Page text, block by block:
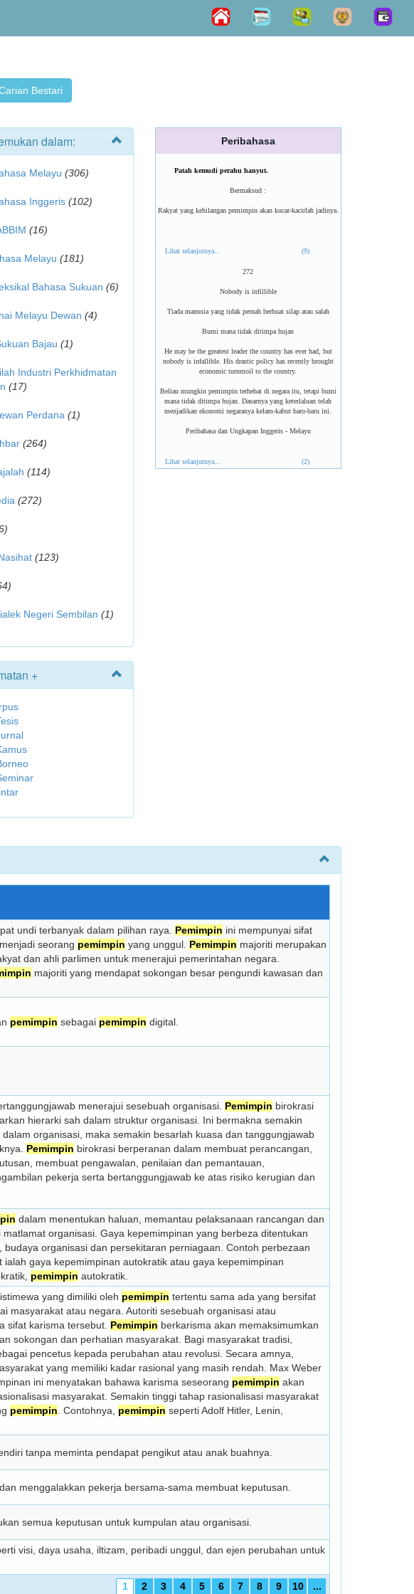
dalam:
Melayu (306)
Inggeris (102)
(16)
Melayu (181)
Bahasa Sukuan (6)
Melayu Dewan (4)
Bajau (1)
Industri Perkhidmatan
(17)
Perdana (1)
(264)
(114)
(272)
(123)
Negeri Sembilan (1)
+
Peribahasa
Patah kemudi perahu hanyut.
Bermaksud :
Rakyat yang kehilangan pemimpin akan kucar-kacirlah jadinya.
Lihat selanjutnya... (9)
272
Nobody is infillible
Tiada manusia yang tidak pernah berbuat silap atau salah
Bumi mana tidak ditimpa hujan
He may be the greatest leader the country has ever had, but
nobody is infallible. His drastic policy has recently brought
economic turnmoil to the country.
Beliau mungkin pemimpin terhebat di negara itu, tetapi bumi
mana tidak ditimpa hujan. Dasarnya yang keterlaluan telah
menjadikan ekonomi negaranya kelam-kabut baru-baru ini.
Peribahasa dan Ungkapan Inggeris - Melayu
Lihat selanjutnya... (2)
undi terbanyak dalam pilihan raya. Pemimpin ini mempunyai sifat
seorang pemimpin yang unggul. Pemimpin majoriti merupakan
dan ahli parlimen untuk menerajui pemerintahan negara.
majoriti yang mendapat sokongan besar pengundi kawasan dan
pemimpin sebagai pemimpin digital.
menerajui sesebuah organisasi. Pemimpin birokrasi
hierarki sah dalam struktur organisasi. Ini bermakna semakin
dalam organisasi, maka semakin besarlah kuasa dan tanggungjawab
Pemimpin birokrasi berperanan dalam membuat perancangan,
membuat pengawalan, penilaian dan pemantauan,
pekerja serta bertanggungjawab ke atas risiko kerugian dan
dalam menentukan haluan, memantau pelaksanaan rancangan dan
organisasi. Gaya kepemimpinan yang berbeza ditentukan
budaya organisasi dan persekitaran perniagaan. Contoh perbezaan
gaya kepemimpinan autokratik atau gaya kepemimpinan
pemimpin autokratik.
yang dimiliki oleh pemimpin tertentu sama ada yang bersifat
masyarakat atau negara. Autoriti sesebuah organisasi atau
sifat karisma tersebut. Pemimpin berkarisma akan memaksimumkan
sokongan dan perhatian masyarakat. Bagi masyarakat tradisi,
pencetus kepada perubahan atau revolusi. Secara amnya,
yang memiliki kadar rasional yang masih rendah. Max Weber
ini menyatakan bahawa karisma seseorang pemimpin akan
masyarakat. Semakin tinggi tahap rasionalisasi masyarakat
pemimpin . Contohnya, pemimpin seperti Adolf Hitler, Lenin,
tanpa meminta pendapat pengikut atau anak buahnya.
menggalakkan pekerja bersama-sama membuat keputusan.
semua keputusan untuk kumpulan atau organisasi.
visi, daya usaha, iltizam, peribadi unggul, dan ejen perubahan untuk
1
2 3 4 5 6 7 8 9 10 ...